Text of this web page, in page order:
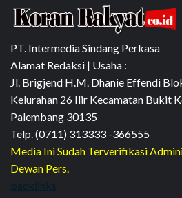
PT. Intermedia Sindang Perkasa
Alamat Redaksi | Usaha :
Jl. Brigjend H.M. Dhanie Effendi
Kelurahan 26 Ilir Kecamatan Bukit
Palembang 30135
Telp. (0711) 313333 -366555
Media Ini Sudah Terverifikasi
Dewan Pers.
backlinks